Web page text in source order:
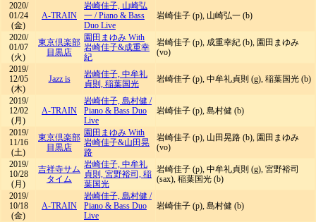
2020/
01/24
(金)
A-TRAIN
岩崎佳子, 山崎弘
一 /Piano & Bass
Duo Live
岩崎佳子 (p), 山崎弘一 (b)
2020/
01/07
(火)
東京倶楽部
目黒店
園田まゆみ With
岩崎佳子&成重幸
紀
岩崎佳子 (p), 成重幸紀 (b), 園田まゆみ
(vo)
2019/
12/05
(木)
Jazz is
岩崎佳子, 中牟礼
貞則, 稲葉国光
岩崎佳子 (p), 中牟礼貞則 (g), 稲葉国光 (b)
2019/
12/02
(月)
A-TRAIN
岩崎佳子, 島村健 /
Piano & Bass Duo
Live
岩崎佳子 (p), 島村健 (b)
2019/
11/16
(土)
東京倶楽部
目黒店
園田まゆみ With
岩崎佳子&山田晃
路
岩崎佳子 (p), 山田晃路 (b), 園田まゆみ
(vo)
2019/
10/28
(月)
吉祥寺サム
タイム
岩崎佳子, 中牟礼
貞則, 宮野裕司, 稲
葉国光
岩崎佳子 (p), 中牟礼貞則 (g), 宮野裕司
(sax), 稲葉国光 (b)
2019/
10/18
(金)
A-TRAIN
岩崎佳子, 島村健 /
Piano & Bass Duo
Live
岩崎佳子 (p), 島村健 (b)